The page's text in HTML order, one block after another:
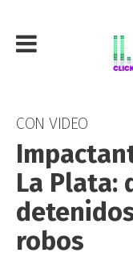
CON VIDEO
La Plata:
robos